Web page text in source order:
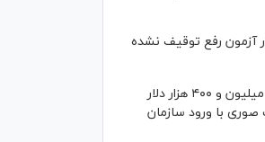
آزمون رفع توقیف نشده
جلوگیری از پرداخت ۳ میلیون و ۴۰۰ هزار دلار
با ورود سازمان